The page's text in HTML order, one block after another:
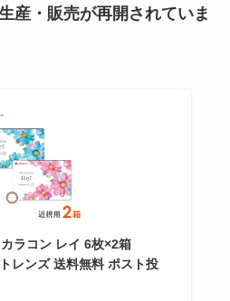
産・販売が再開されていま
ラコン レイ 6枚×2箱
レンズ 送料無料 ポスト投